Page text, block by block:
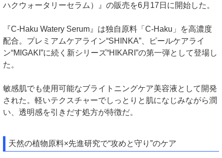
ハクウォータリーセラム）』の販売を6月17日に開始した。
『C-Haku Watery Serum』は独自原料「C-Haku」を高濃度
配合。プレミアムケアライン“SHINKA”、ピールケアライ
ン“MIGAKI”に続く新シリーズ“HIKARI”の第一弾として登場し
た。
敏感肌でも使用可能なブライトニングケア美容液として開発
された。軽いテクスチャーでしっとりと肌になじみながら潤
い、透明感を引きだす処方が特徴だ。
天然の植物原料×先進研究で“攻めと守り”のケア